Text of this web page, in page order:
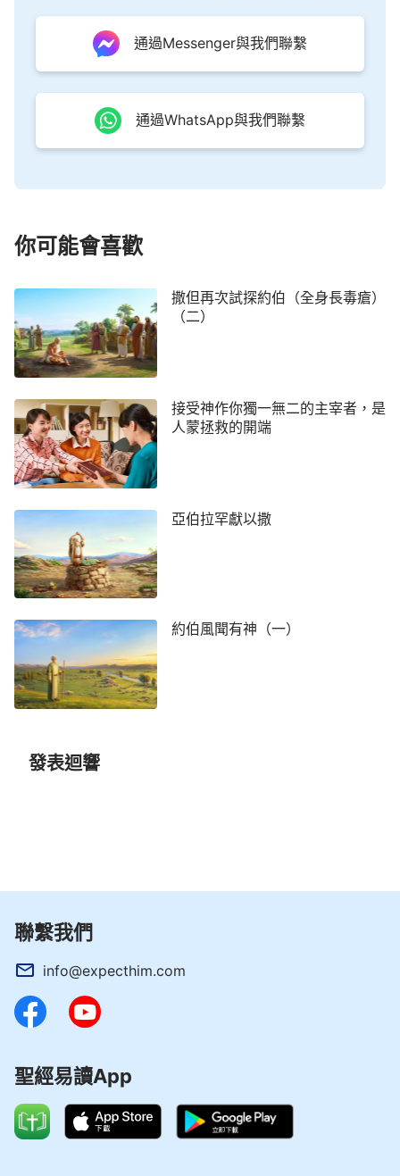
通過Messenger與我們聯繫
通過WhatsApp與我們聯繫
你可能會喜歡
撒但再次試探約伯（全身長毒瘡）
（二）
接受神作你獨一無二的主宰者，是
人蒙拯救的開端
亞伯拉罕獻以撒
約伯風聞有神（一）
發表迴響
聯繫我們
info@expecthim.com
聖經易讀App